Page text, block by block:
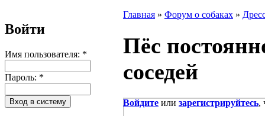
Войти
Имя пользователя: *
Пароль: *
Главная » Форум о собаках »
Пёс
соседей
Войдите или зарегистрируйтесь,